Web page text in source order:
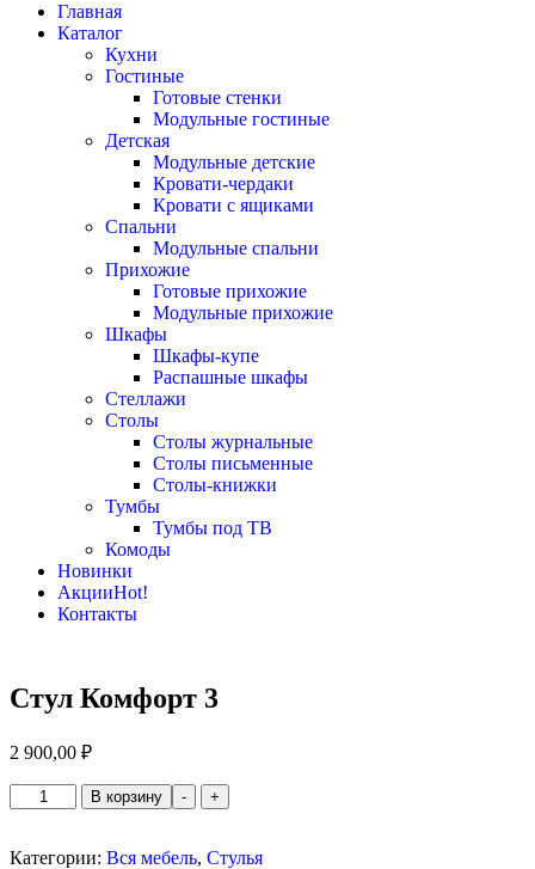
Главная
Каталог
Кухни
Гостиные
Готовые стенки
Модульные гостиные
Детская
Модульные детские
Кровати-чердаки
Кровати с ящиками
Спальни
Модульные спальни
Прихожие
Готовые прихожие
Модульные прихожие
Шкафы
Шкафы-купе
Распашные шкафы
Стеллажи
Столы
Столы журнальные
Столы письменные
Столы-книжки
Тумбы
Тумбы под ТВ
Комоды
Новинки
АкцииHot!
Контакты
Стул Комфорт 3
2 900,00 ₽
-
Количество
товара
Комфорт
+
В корзину
Категории: Вся мебель, Стулья